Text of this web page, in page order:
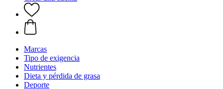
Marcas
Tipo de exigencia
Nutrientes
Dieta y pérdida de grasa
Deporte